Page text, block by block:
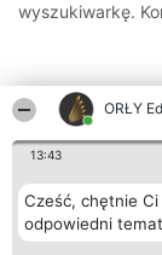
ORŁY
13:43
Cześć, chętnie
odpowiedni
wyszukiwarkę.